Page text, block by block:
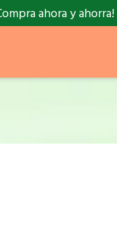
ahora y ahorra!